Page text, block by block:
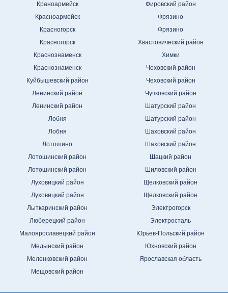
Краноармейск
Красноармейск
Красногорск
Красногорск
Краснознаменск
Краснознаменск
Куйбышевский район
Ленинский район
Ленинский район
Лобня
Лобня
Лотошино
Лотошинский район
Лотошинский район
Луховицкий район
Луховицкий район
Лыткаринский район
Люберецкий район
Малоярославецкий район
Медынский район
Меленковский район
Мещовский район
Фировский район
Фрязино
Фрязино
Хвастовический район
Химки
Чеховский район
Чеховский район
Чучковский район
Шатурский район
Шатурский район
Шаховский район
Шаховский район
Шацкий район
Шиловский район
Щелковский район
Щелковский район
Электрогорск
Электросталь
Юрьев-Польский район
Юхновский район
Ярославская область